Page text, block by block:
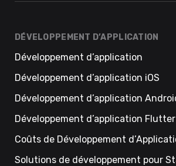
DÉVELOPPEMENT D’APPLICATION
Développement d’application
Développement d’application iOS
Développement d’application
Développement d’application Flutter
Coûts de Développement
Solutions de développement pour